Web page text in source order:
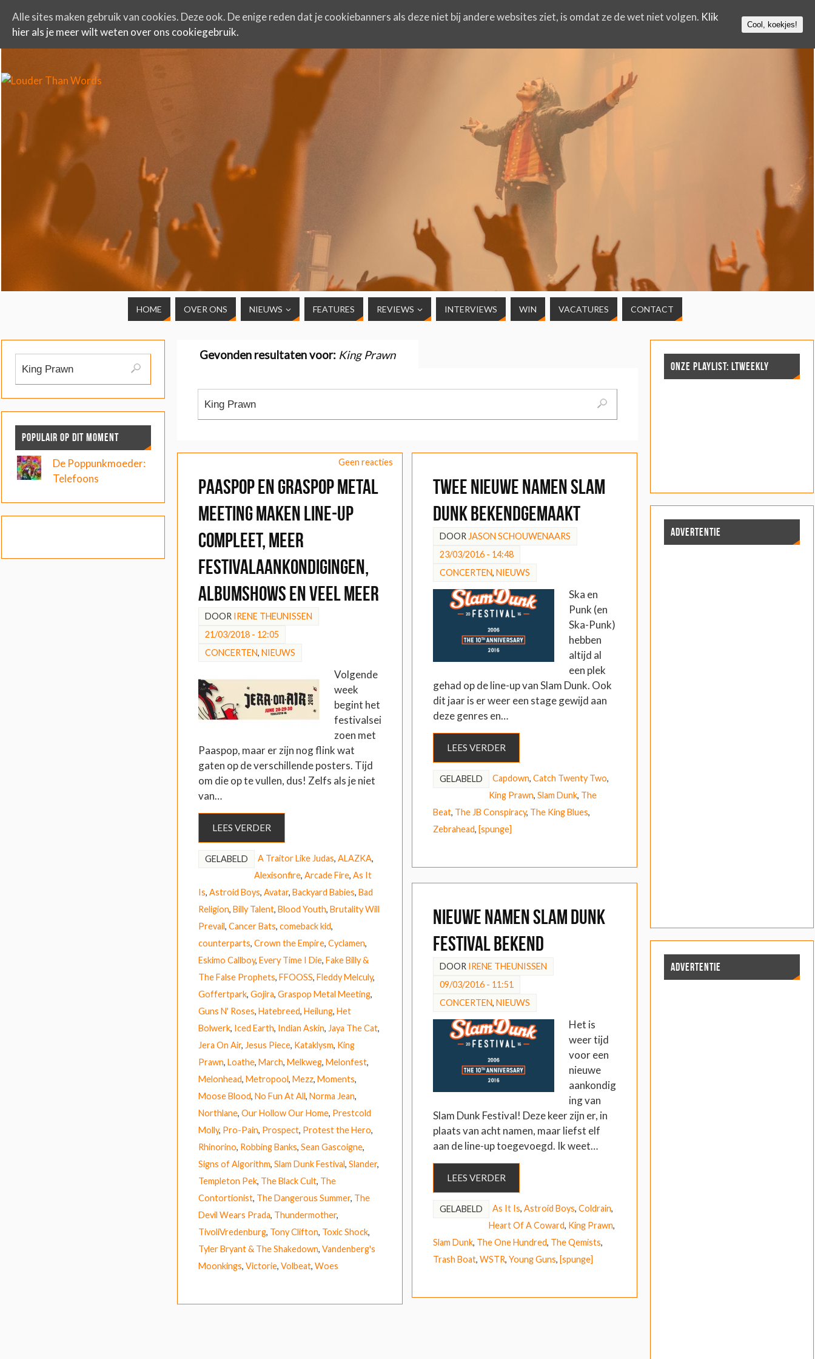
HOME OVER ONS NIEUWS FEATURES REVIEWS INTERVIEWS WIN VACATURES CONTACT
Gevonden resultaten voor: King Prawn
Geen reacties
Paaspop en Graspop Metal
Meeting maken line-up
compleet, meer
festivalaankondigingen,
albumshows en veel meer
DOOR IRENE THEUNISSEN
21/03/2018 - 12:05
CONCERTEN, NIEUWS
Volgende
week
begint het
festivalsei
zoen met
Paaspop, maar er zijn nog flink wat
gaten op de verschillende posters. Tijd
om die op te vullen, dus! Zelfs als je niet
van…
LEES VERDER
GELABELD A Traitor Like Judas, ALAZKA,
Alexisonfire, Arcade Fire, As It
Is, Astroid Boys, Avatar, Backyard Babies, Bad
Religion, Billy Talent, Blood Youth, Brutality Will
Prevail, Cancer Bats, comeback kid,
counterparts, Crown the Empire, Cyclamen,
Eskimo Callboy, Every Time I Die, Fake Billy &
The False Prophets, FFOOSS, Fleddy Melculy,
Goffertpark, Gojira, Graspop Metal Meeting,
Guns N' Roses, Hatebreed, Heilung, Het
Bolwerk, Iced Earth, Indian Askin, Jaya The Cat,
Jera On Air, Jesus Piece, Kataklysm, King
Prawn, Loathe, March, Melkweg, Melonfest,
Melonhead, Metropool, Mezz, Moments,
Moose Blood, No Fun At All, Norma Jean,
Northlane, Our Hollow Our Home, Prestcold
Molly, Pro-Pain, Prospect, Protest the Hero,
Rhinorino, Robbing Banks, Sean Gascoigne,
Signs of Algorithm, Slam Dunk Festival, Slander,
Templeton Pek, The Black Cult, The
Contortionist, The Dangerous Summer, The
Devil Wears Prada, Thundermother,
TivoliVredenburg, Tony Clifton, Toxic Shock,
Tyler Bryant & The Shakedown, Vandenberg's
Moonkings, Victorie, Volbeat, Woes
Twee nieuwe namen Slam
Dunk bekendgemaakt
DOORJASON SCHOUWENAARS
23/03/2016 - 14:48
CONCERTEN, NIEUWS
Ska en
Punk (en
Ska-Punk)
hebben
altijd al
een plek
gehad op de line-up van Slam Dunk. Ook
dit jaar is er weer een stage gewijd aan
deze genres en…
LEES VERDER
GELABELD Capdown, Catch Twenty Two,
King Prawn, Slam Dunk, The
Beat, The JB Conspiracy, The King Blues,
Zebrahead, [spunge]
Nieuwe namen Slam Dunk
Festival bekend
DOOR IRENE THEUNISSEN
09/03/2016 - 11:51
CONCERTEN, NIEUWS
Het is
weer tijd
voor een
nieuwe
aankondig
ing van
Slam Dunk Festival! Deze keer zijn er, in
plaats van acht namen, maar liefst elf
aan de line-up toegevoegd. Ik weet…
LEES VERDER
GELABELD As It Is, Astroid Boys, Coldrain,
Heart Of A Coward, King Prawn,
Slam Dunk, The One Hundred, The Qemists,
Trash Boat, WSTR, Young Guns, [spunge]
POPULAIR OP DIT MOMENT
De Poppunkmoeder:
Telefoons
ONZE PLAYLIST: LTWEEKLY
ADVERTENTIE
ADVERTENTIE
Alle sites maken gebruik van cookies. Deze ook. De enige reden dat je cookiebanners als deze niet bij andere websites ziet, is omdat ze de wet niet volgen. Klik
hier als je meer wilt weten over ons cookiegebruik.
Cool, koekjes!